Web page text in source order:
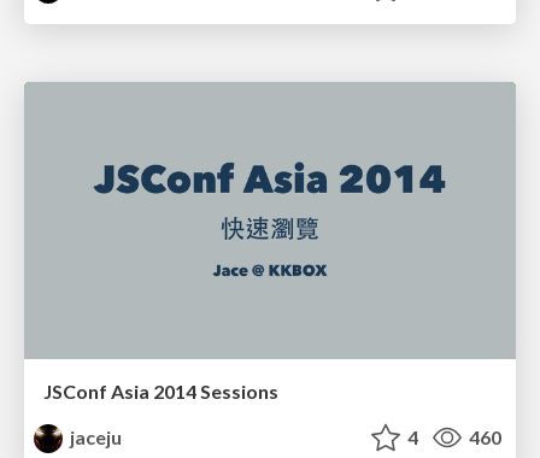
JSConf Asia 2014 Sessions
jaceju
4 460